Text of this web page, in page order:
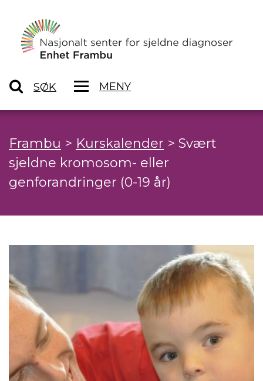
SØK MENY
Frambu > Kurskalender > Svært
sjeldne kromosom- eller
genforandringer (0-19 år)